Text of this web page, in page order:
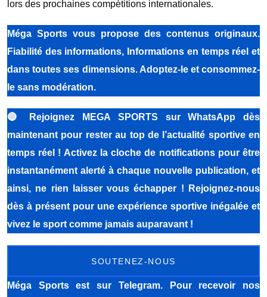
lors des prochaines compétitions internationales.
Méga Sports vous propose des contenus originaux.
Fiabilité des informations, Informations en temps réel et
dans toutes ses dimensions. Adoptez-le et consommez-
le sans modération.
🔴
Rejoignez MEGA SPORTS sur WhatsApp dès
maintenant pour rester au top de l’actualité sportive en
temps réel ! Activez la cloche de notifications pour être
instantanément alerté à chaque nouvelle publication, et
ainsi, ne rien laisser vous échapper ! Rejoignez-nous
dès à présent pour une expérience sportive inégalée et
vivez le sport comme jamais auparavant !
SOUTENEZ-NOUS
Méga Sportsest sur Telegram. Pour recevoir nos